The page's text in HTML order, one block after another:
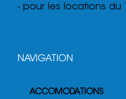
- pour les locations du
NAVIGATION
ACCOMODATIONS